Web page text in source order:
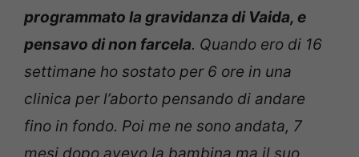
programmato la gravidanza di Vaida, e
pensavo di non farcela. Quando ero di 16
settimane ho sostato per 6 ore in una
clinica per l’aborto pensando di andare
fino in fondo. Poi me ne sono andata, 7
mesi dopo avevo la bambina ma il suo